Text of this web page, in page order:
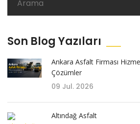
Son Blog Yazıları
Ankara Asfalt Firması
Çözümler
09 Jul. 2026
Altındağ Asfalt